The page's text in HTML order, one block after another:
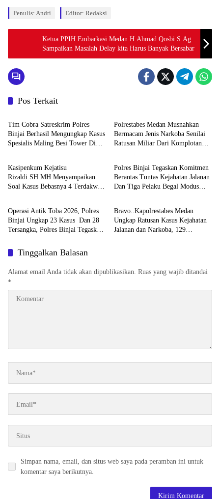
Penulis: Andri Editor: Redaksi
Ketua PPIH Embarkasi Medan H.Ahmad Qosbi.S.Ag
Sampaikan Masalah Delay kita Harus Banyak Bersabar
Pos Terkait
Hukum & Kriminal
Tim Cobra Satreskrim Polres
Binjai Berhasil Mengungkap Kasus
Spesialis Maling Besi Tower Di
Polrestabes Medan Musnahkan
Bermacam Jenis Narkoba Senilai
Ratusan Miliar Dari Komplotan
Hukum & Kriminal
Kasipenkum Kejatisu
Rizaldi.SH.MH Menyampaikan
Soal Kasus Bebasnya 4 Terdakwa
Banding
Hukum & Kriminal
Polres Binjai Tegaskan Komitmen
Berantas Tuntas Kejahatan Jalanan
Dan Tiga Pelaku Begal Modus
Hukum & Kriminal
Operasi Antik Toba 2026, Polres
Binjai Ungkap 23 Kasus Dan 28
Tersangka, Polres Binjai Tegaskan
Wilayah Hukumnya
Hukum & Kriminal
Bravo..Kapolrestabes Medan
Ungkap Ratusan Kasus Kejahatan
Jalanan dan Narkoba, 129
Tinggalkan Balasan
Alamat email Anda tidak akan dipublikasikan. Ruas yang wajib ditandai
*
Simpan nama, email, dan situs web saya pada peramban ini untuk
komentar saya berikutnya.